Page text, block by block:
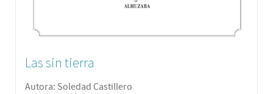
Las sin tierra
Autora: Soledad Castillero